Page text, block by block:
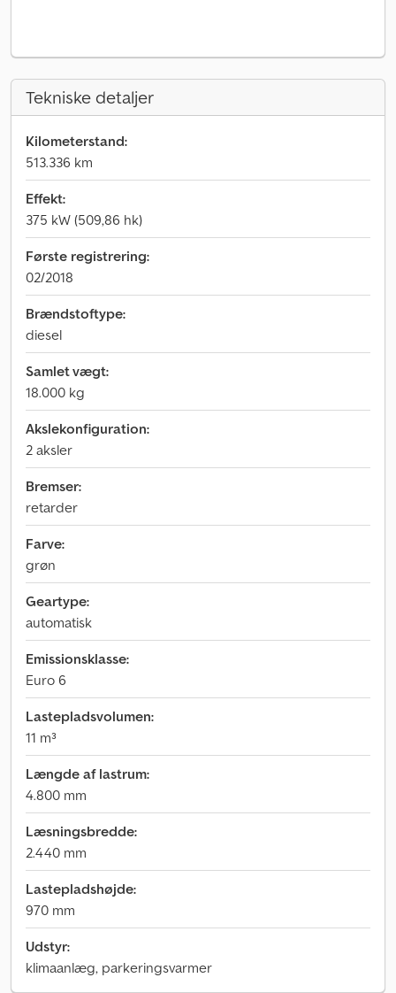
Tekniske detaljer
Kilometerstand:
513.336 km
Effekt:
375 kW (509,86 hk)
Første registrering:
02/2018
Brændstoftype:
diesel
Samlet vægt:
18.000 kg
Akslekonfiguration:
2 aksler
Bremser:
retarder
Farve:
grøn
Geartype:
automatisk
Emissionsklasse:
Euro 6
Lastepladsvolumen:
11 m³
Længde af lastrum:
4.800 mm
Læsningsbredde:
2.440 mm
Lastepladshøjde:
970 mm
Udstyr:
klimaanlæg, parkeringsvarmer